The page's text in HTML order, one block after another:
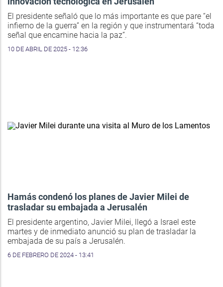
El presidente señaló que lo más importante es que pare “el
infierno de la guerra” en la región y que instrumentará “toda
señal que encamine hacia la paz”.
10 DE ABRIL DE 2025 - 12:36
Hamás condenó los planes de Javier Milei de
trasladar su embajada a Jerusalén
El presidente argentino, Javier Milei, llegó a Israel este
martes y de inmediato anunció su plan de trasladar la
embajada de su país a Jerusalén.
6 DE FEBRERO DE 2024 - 13:41